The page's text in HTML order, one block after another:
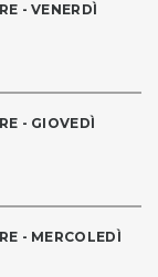
- VENERDÌ
- GIOVEDÌ
- MERCOLEDÌ